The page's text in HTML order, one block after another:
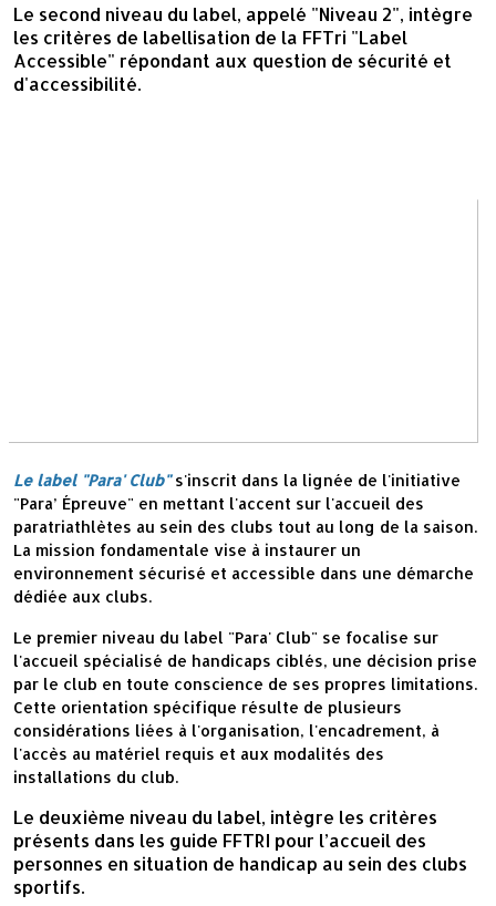
Le second niveau du label, appelé "Niveau 2", intègre
les critères de labellisation de la FFTri "Label
Accessible" répondant aux question de sécurité et
d'accessibilité.
Le label "Para' Club"s'inscrit dans la lignée de l'initiative
"Para’ Épreuve" en mettant l'accent sur l'accueil des
paratriathlètes au sein des clubs tout au long de la saison.
La mission fondamentale vise à instaurer un
environnement sécurisé et accessible dans une démarche
dédiée aux clubs.
Le premier niveau du label "Para' Club" se focalise sur
l'accueil spécialisé de handicaps ciblés, une décision prise
par le club en toute conscience de ses propres limitations.
Cette orientation spécifique résulte de plusieurs
considérations liées à l'organisation, l'encadrement, à
l'accès au matériel requis et aux modalités des
installations du club.
Le deuxième niveau du label, intègre les critères
présents dans les guide FFTRI pour l’accueil des
personnes en situation de handicap au sein des clubs
sportifs.